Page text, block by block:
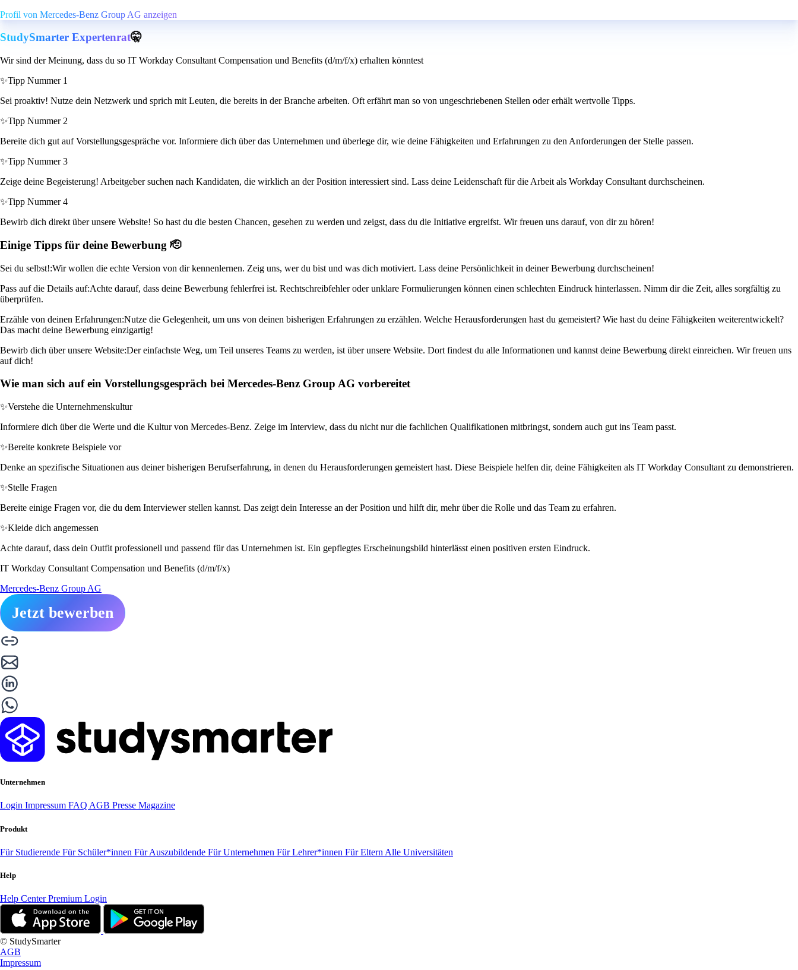
Profil von Mercedes-Benz Group AG anzeigen
StudySmarter Expertenrat🤫
Wir sind der Meinung, dass du so IT Workday Consultant Compensation und Benefits (d/m/f/x) erhalten könntest
✨Tipp Nummer 1
Sei proaktiv! Nutze dein Netzwerk und sprich mit Leuten, die bereits in der Branche arbeiten. Oft erfährt man so von ungeschriebenen Stellen oder erhält wertvolle Tipps.
✨Tipp Nummer 2
Bereite dich gut auf Vorstellungsgespräche vor. Informiere dich über das Unternehmen und überlege dir, wie deine Fähigkeiten und Erfahrungen zu den Anforderungen der Stelle passen.
✨Tipp Nummer 3
Zeige deine Begeisterung! Arbeitgeber suchen nach Kandidaten, die wirklich an der Position interessiert sind. Lass deine Leidenschaft für die Arbeit als Workday Consultant durchscheinen.
✨Tipp Nummer 4
Bewirb dich direkt über unsere Website! So hast du die besten Chancen, gesehen zu werden und zeigst, dass du die Initiative ergreifst. Wir freuen uns darauf, von dir zu hören!
Einige Tipps für deine Bewerbung 🫡
Sei du selbst!:Wir wollen die echte Version von dir kennenlernen. Zeig uns, wer du bist und was dich motiviert. Lass deine Persönlichkeit in deiner Bewerbung durchscheinen!
Pass auf die Details auf:Achte darauf, dass deine Bewerbung fehlerfrei ist. Rechtschreibfehler oder unklare Formulierungen können einen schlechten Eindruck hinterlassen. Nimm dir die Zeit, alles sorgfältig zu
überprüfen.
Erzähle von deinen Erfahrungen:Nutze die Gelegenheit, um uns von deinen bisherigen Erfahrungen zu erzählen. Welche Herausforderungen hast du gemeistert? Wie hast du deine Fähigkeiten weiterentwickelt?
Das macht deine Bewerbung einzigartig!
Bewirb dich über unsere Website:Der einfachste Weg, um Teil unseres Teams zu werden, ist über unsere Website. Dort findest du alle Informationen und kannst deine Bewerbung direkt einreichen. Wir freuen uns
auf dich!
Wie man sich auf ein Vorstellungsgespräch bei Mercedes-Benz Group AG vorbereitet
✨Verstehe die Unternehmenskultur
Informiere dich über die Werte und die Kultur von Mercedes-Benz. Zeige im Interview, dass du nicht nur die fachlichen Qualifikationen mitbringst, sondern auch gut ins Team passt.
✨Bereite konkrete Beispiele vor
Denke an spezifische Situationen aus deiner bisherigen Berufserfahrung, in denen du Herausforderungen gemeistert hast. Diese Beispiele helfen dir, deine Fähigkeiten als IT Workday Consultant zu demonstrieren.
✨Stelle Fragen
Bereite einige Fragen vor, die du dem Interviewer stellen kannst. Das zeigt dein Interesse an der Position und hilft dir, mehr über die Rolle und das Team zu erfahren.
✨Kleide dich angemessen
Achte darauf, dass dein Outfit professionell und passend für das Unternehmen ist. Ein gepflegtes Erscheinungsbild hinterlässt einen positiven ersten Eindruck.
IT Workday Consultant Compensation und Benefits (d/m/f/x)
Mercedes-Benz Group AG
Jetzt bewerben
Unternehmen
Login Impressum FAQ AGB Presse Magazine
Produkt
Für Studierende Für Schüler*innen Für Auszubildende Für Unternehmen Für Lehrer*innen Für Eltern Alle Universitäten
Help
Help CenterPremium Login
© StudySmarter
AGB
Impressum